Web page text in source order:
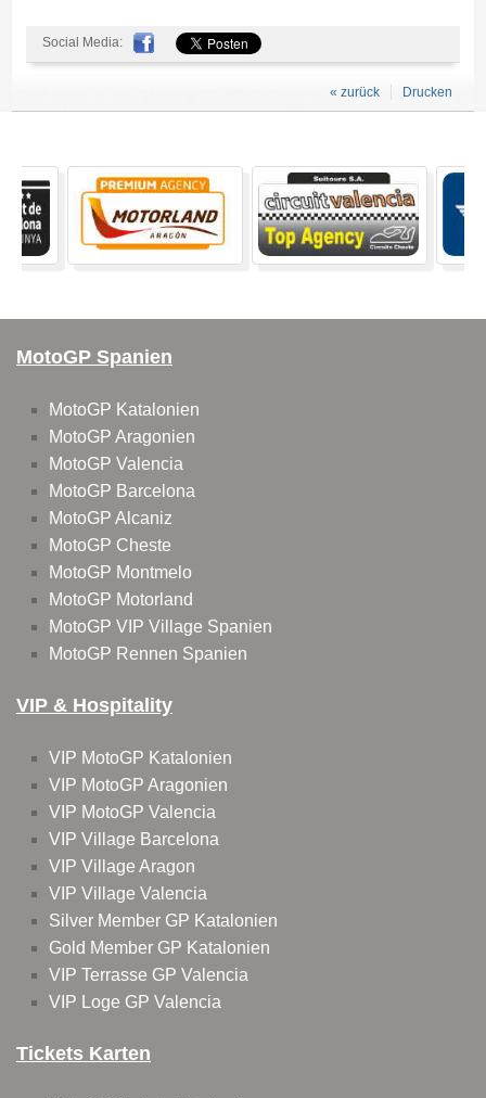
Social Media:
Drucken
« zurück
MotoGP Spanien
MotoGP Katalonien
MotoGP Aragonien
MotoGP Valencia
MotoGP Barcelona
MotoGP Alcaniz
MotoGP Cheste
MotoGP Montmelo
MotoGP Motorland
MotoGP VIP Village Spanien
MotoGP Rennen Spanien
VIP & Hospitality
VIP MotoGP Katalonien
VIP MotoGP Aragonien
VIP MotoGP Valencia
VIP Village Barcelona
VIP Village Aragon
VIP Village Valencia
Silver Member GP Katalonien
Gold Member GP Katalonien
VIP Terrasse GP Valencia
VIP Loge GP Valencia
Tickets Karten